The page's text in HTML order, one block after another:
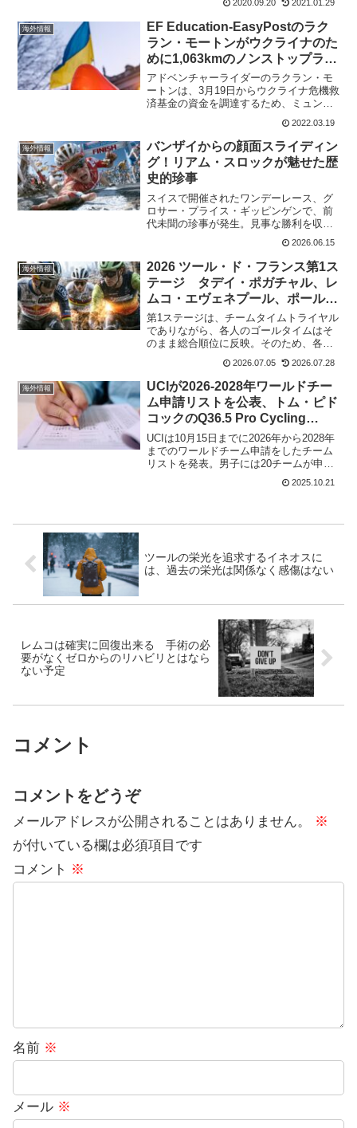
ロールしていたが、個人タイムトライヤ
ルでは誰もログリッチをアシスト出来な
い。個人...
2020.09.20 2021.01.29
海外情報
EF Education-EasyPostのラク
ラン・モートンがウクライナのた
めに1,063kmのノンストップライ
ドに
アドベンチャーライダーのラクラン・モ
ートンは、3月19日からウクライナ危機救
済基金の資金を調達するため、ミュンヘ
ンからウクライナ国境まで1,063kmを走
行する。ラクラン・モートンはスペイン
のグラン・カミノでレースしている時
に、ロシアのウク...
2022.03.19
海外情報
バンザイからの顔面スライディン
グ！リアム・スロックが魅せた歴
史的珍事
スイスで開催されたワンデーレース、グ
ロサー・プライス・ギッピンゲンで、前
代未聞の珍事が発生。見事な勝利を収め
るはずだったLotto Intermarchéのリア
ム・スロックが、フィニッシュライン直
前でまさかの落車劇を演じた。ロードレ
ース史に...
2026.06.15
海外情報
2026 ツール・ド・フランス第1ス
テージ タデイ・ポガチャル、レ
ムコ・エヴェネプール、ポール・
セイシャスはどう思ったのか?
第1ステージは、チームタイムトライヤル
でありながら、各人のゴールタイムはそ
のまま総合順位に反映。そのため、各チ
ームは最後の登りでエースと解き放っ
た。気になったのはダブルエース体制で
望んでいたRed Bull - BORA - hansgro...
2026.07.05 2026.07.28
海外情報
UCIが2026-2028年ワールドチー
ム申請リストを公表、トム・ピド
コックのQ36.5 Pro Cycling
Teamも提出
UCIは10月15日までに2026年から2028年
までのワールドチーム申請をしたチーム
リストを発表。男子には20チームが申請
している。この中には、Q36.5 Pro
Cycling Teamのトム・ピドコックのチー
2025.10.21
ツールの栄光を追求するイネオスに
は、過去の栄光は関係なく感傷はない
レムコは確実に回復出来る 手術の必
要がなくゼロからのリハビリとはなら
ない予定
コメント
コメントをどうぞ
メールアドレスが公開されることはありません。
※
が付いている欄は必須項目です
コメント ※
名前 ※
メール ※